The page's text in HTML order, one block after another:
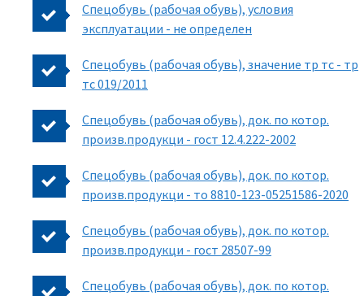
Спецобувь (рабочая обувь), условия
эксплуатации - не определен
Спецобувь (рабочая обувь), значение тр тс - тр
тс 019/2011
Спецобувь (рабочая обувь), док. по котор.
произв.продукци - гост 12.4.222-2002
Спецобувь (рабочая обувь), док. по котор.
произв.продукци - то 8810-123-05251586-2020
Спецобувь (рабочая обувь), док. по котор.
произв.продукци - гост 28507-99
Спецобувь (рабочая обувь), док. по котор.